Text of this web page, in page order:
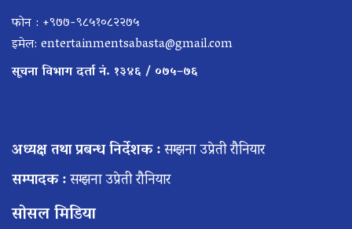
फोन : +९७७-९८५१०८२२७५
इमेल: entertainmentsabasta@gmail.com
सूचना विभाग दर्ता नं. १३४६ / ०७५–७६
अध्यक्ष तथा प्रबन्ध निर्देशक :सम्झना उप्रेती रौनियार
सम्पादक :सम्झना उप्रेती रौनियार
सोसल मिडिया